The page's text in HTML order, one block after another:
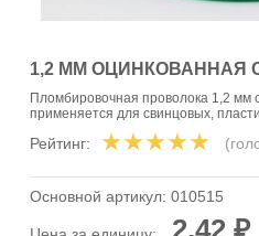
1,2 ММ ОЦИНКОВАННАЯ
Пломбировочная проволока 1,2 мм
применяется для свинцовых,
Рейтинг:
Основной артикул: 010515